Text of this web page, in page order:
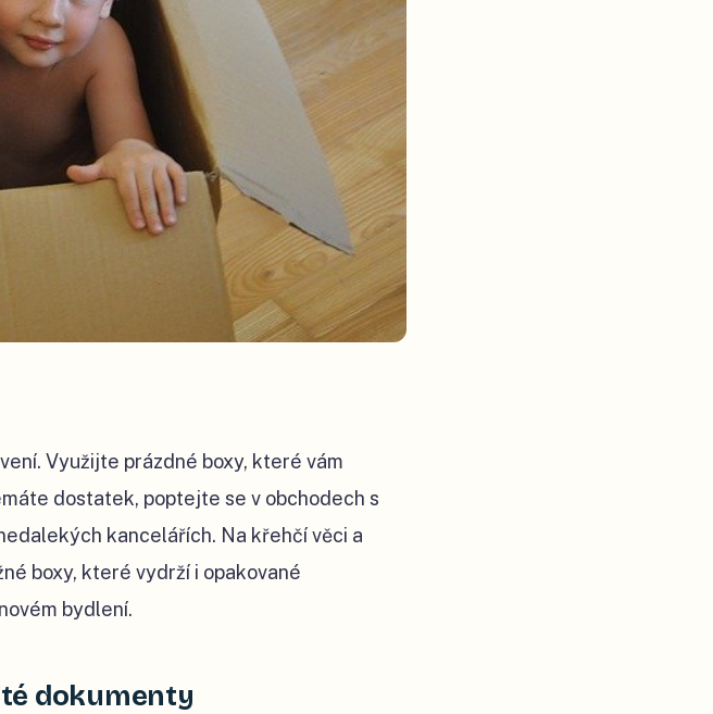
Využijte prázdné boxy, které vám
dostatek, poptejte se v obchodech s
kancelářích. Na křehčí věci a
boxy, které vydrží i opakované
bydlení.
dokumenty